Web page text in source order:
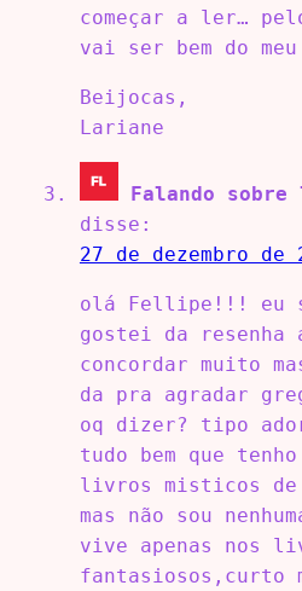
começar a ler…
vai ser bem do meu
Beijocas,
Lariane
Falando
disse:
27 de dezembro de
olá Fellipe!!! eu
gostei da resenha
concordar muito
da pra agradar
oq dizer? tipo
tudo bem que
livros misticos de
mas não sou
vive apenas nos
fantasiosos,curto